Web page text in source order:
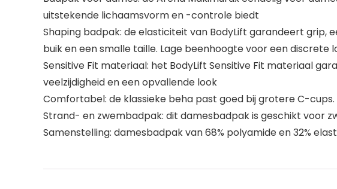
uitstekende lichaamsvorm en -controle biedt
Shaping badpak: de elasticiteit van BodyLift garandeert
buik en een smalle taille. Lage beenhoogte voor een discrete
Sensitive Fit materiaal: het BodyLift Sensitive Fit materiaal
veelzijdigheid en een opvallende look
Comfortabel: de klassieke beha past goed bij grotere C-
Strand- en zwembadpak: dit damesbadpak is geschikt voor
Samenstelling: damesbadpak van 68% polyamide en 32%